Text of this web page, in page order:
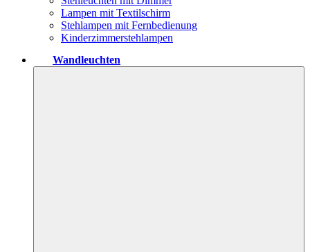
Lampen mit Textilschirm
Stehlampen mit Fernbedienung
Kinderzimmerstehlampen
Wandleuchten